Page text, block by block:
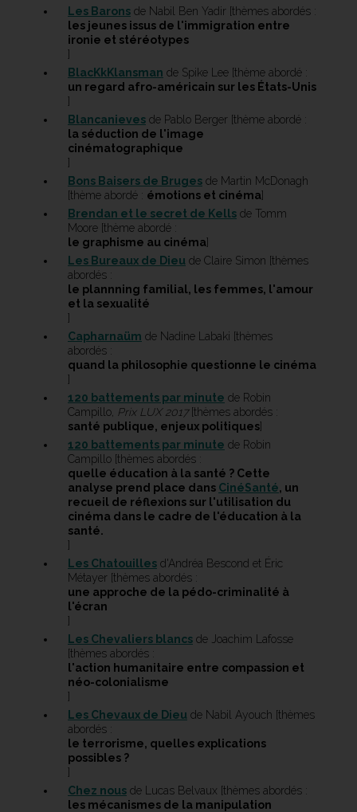
Les Barons de Nabil Ben Yadir [thèmes abordés :
les jeunes issus de l'immigration entre
ironie et stéréotypes
]
BlacKkKlansman de Spike Lee [thème abordé :
un regard afro-américain sur les États-Unis
]
Blancanieves de Pablo Berger [thème abordé :
la séduction de l'image
cinématographique
]
Bons Baisers de Bruges de Martin McDonagh
[thème abordé : émotions et cinéma]
Brendan et le secret de Kells de Tomm
Moore [thème abordé :
le graphisme au cinéma]
Les Bureaux de Dieu de Claire Simon [thèmes
abordés :
le plannning familial, les femmes, l'amour
et la sexualité
]
Capharnaüm de Nadine Labaki [thèmes
abordés :
quand la philosophie questionne le cinéma
]
120 battements par minute de Robin
Campillo, Prix LUX 2017[thèmes abordés :
santé publique, enjeux politiques]
120 battements par minute de Robin
Campillo [thèmes abordés :
quelle éducation à la santé ? Cette
analyse prend place dans CinéSanté, un
recueil de réflexions sur l'utilisation du
cinéma dans le cadre de l'éducation à la
santé.
]
Les Chatouilles d'Andréa Bescond et Éric
Métayer [thèmes abordés :
une approche de la pédo-criminalité à
l'écran
]
Les Chevaliers blancs de Joachim Lafosse
[thèmes abordés :
l'action humanitaire entre compassion et
néo-colonialisme
]
Les Chevaux de Dieu de Nabil Ayouch [thèmes
abordés :
le terrorisme, quelles explications
possibles ?
]
Chez nous de Lucas Belvaux [thèmes abordés :
les mécanismes de la manipulation